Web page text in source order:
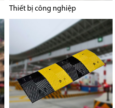
Thiết bị công nghiệp